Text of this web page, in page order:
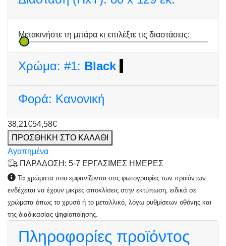
Μετακινήστε τη μπάρα κι επιλέξτε τις διαστάσεις:
Χρώμα: #1: Black
Φορά: Κανονική
38,21€54,58€
ΠΡΟΣΘΗΚΗ ΣΤΟ ΚΑΛΑΘΙ
Αγαπημένα
ΠΑΡΑΔΟΣΗ: 5-7 ΕΡΓΑΣΙΜΕΣ ΗΜΕΡΕΣ
Τα χρώματα που εμφανίζονται στις φωτογραφίες των προϊόντων
ενδέχεται να έχουν μικρές αποκλίσεις στην εκτύπωση, ειδικά σε
χρώματα όπως το χρυσό ή το μεταλλικό, λόγω ρυθμίσεων οθόνης και
της διαδικασίας ψηφιοποίησης.
Πληροφορίες προϊόντος